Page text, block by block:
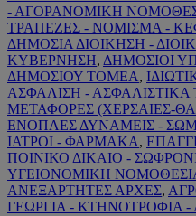
- ΑΓΟΡΑΝΟΜΙΚΗ
ΤΡΑΠΕΖΕΣ - ΝΟΜΙΣΜΑ -
ΔΗΜΟΣΙΑ ΔΙΟΙΚΗΣΗ -
ΚΥΒΕΡΝΗΣΗ, ΔΗΜΟΣΙΟΙ
ΔΗΜΟΣΙΟΥ ΤΟΜΕΑ,
ΑΣΦΑΛΙΣΗ - ΑΣΦΑΛΙΣΤΙΚΑ
ΜΕΤΑΦΟΡΕΣ (ΧΕΡΣΑΙΕΣ-
ΕΝΟΠΛΕΣ ΔΥΝΑΜΕΙΣ -
ΙΑΤΡΟΙ - ΦΑΡΜΑΚΑ,
ΠΟΙΝΙΚΟ ΔΙΚΑΙΟ -
ΥΓΕΙΟΝΟΜΙΚΗ
ΑΝΕΞΑΡΤΗΤΕΣ ΑΡΧΕΣ,
ΓΕΩΡΓΙΑ - ΚΤΗΝΟΤΡΟΦΙΑ -